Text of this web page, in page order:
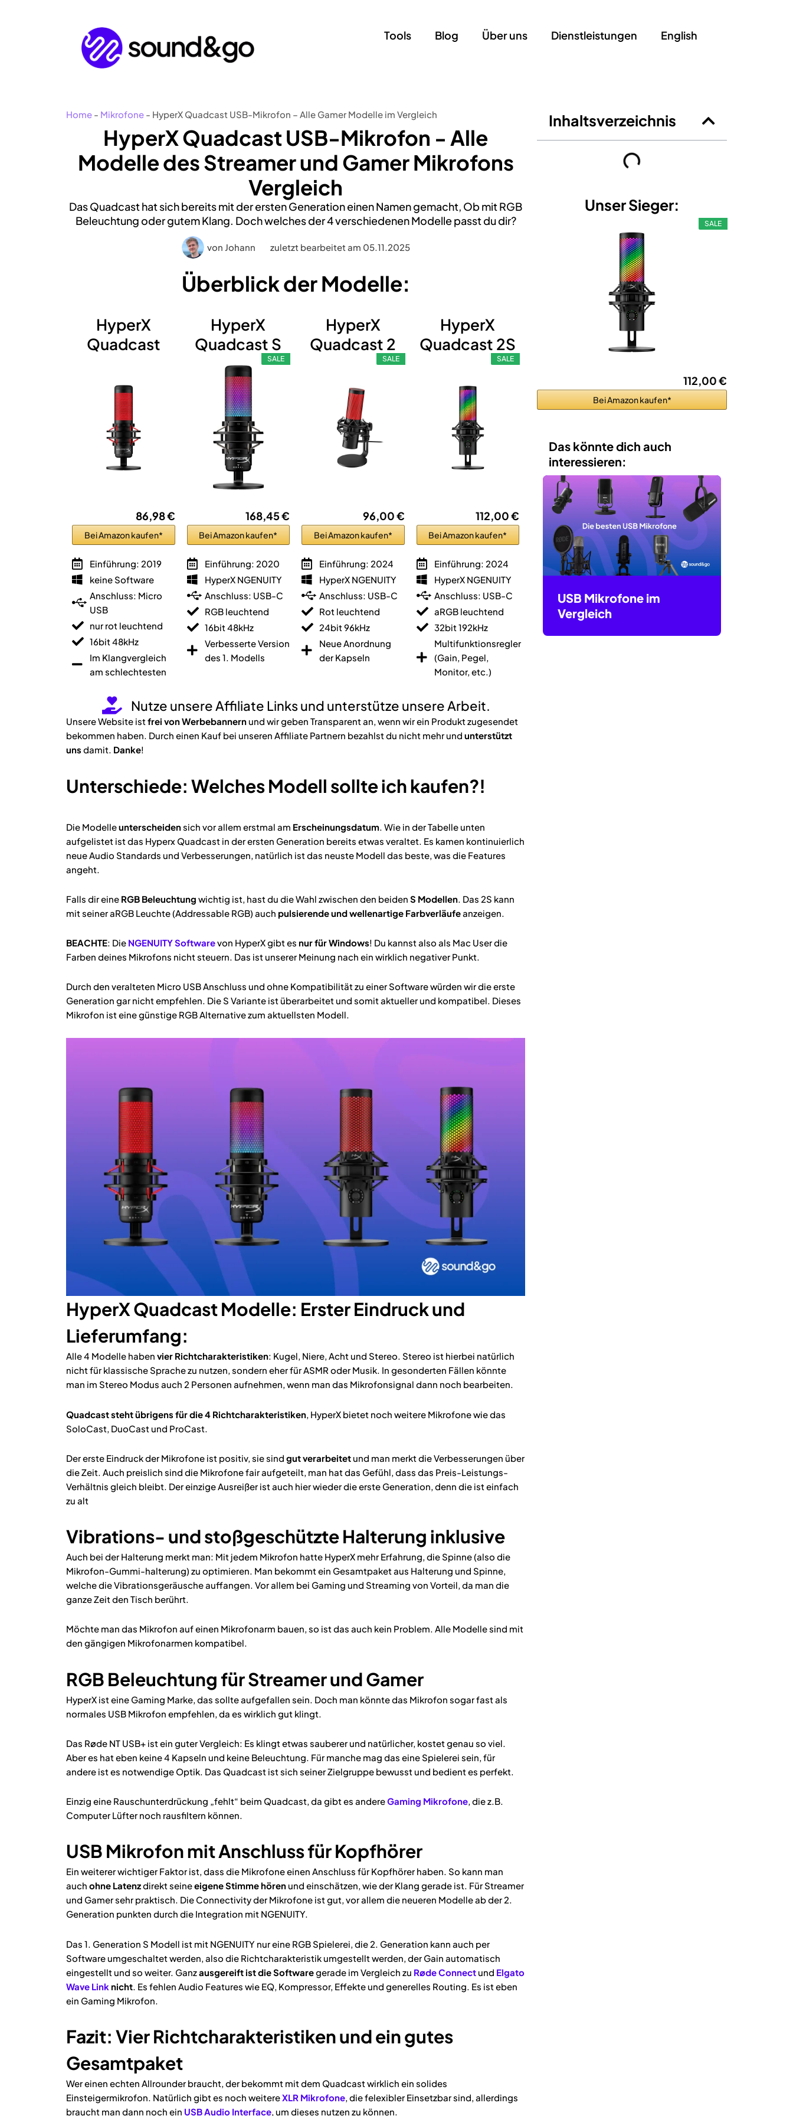
Tools Blog Über uns Dienstleistungen English
Home - Mikrofone - HyperX Quadcast USB-Mikrofon – Alle Gamer Modelle im Vergleich
HyperX Quadcast USB-Mikrofon - Alle
Modelle des Streamer und Gamer Mikrofons
Vergleich
Das Quadcast hat sich bereits mit der ersten Generation einen Namen gemacht, Ob mit RGB
Beleuchtung oder gutem Klang. Doch welches der 4 verschiedenen Modelle passt du dir?
von Johann zuletzt bearbeitet am 05.11.2025
Überblick der Modelle:
HyperX
Quadcast
86,98 €
Bei Amazon kaufen*
Einführung: 2019
keine Software
Anschluss: Micro
USB
nur rot leuchtend
16bit 48kHz
Im Klangvergleich
am schlechtesten
HyperX
Quadcast S
SALE
168,45 €
Bei Amazon kaufen*
Einführung: 2020
HyperX NGENUITY
Anschluss: USB-C
RGB leuchtend
16bit 48kHz
Verbesserte Version
des 1. Modells
HyperX
Quadcast 2
SALE
96,00 €
Bei Amazon kaufen*
Einführung: 2024
HyperX NGENUITY
Anschluss: USB-C
Rot leuchtend
24bit 96kHz
Neue Anordnung
der Kapseln
HyperX
Quadcast 2S
SALE
112,00 €
Bei Amazon kaufen*
Einführung: 2024
HyperX NGENUITY
Anschluss: USB-C
aRGB leuchtend
32bit 192kHz
Multifunktionsregler
(Gain, Pegel,
Monitor, etc.)
Nutze unsere Affiliate Links und unterstütze unsere Arbeit.
Unsere Website istfrei von Werbebannern und wir geben Transparent an, wenn wir ein Produkt zugesendet
bekommen haben. Durch einen Kauf bei unseren Affiliate Partnern bezahlst du nicht mehr und unterstützt
uns damit. Danke!
Unterschiede: Welches Modell sollte ich kaufen?!
Die Modelleunterscheiden sich vor allem erstmal am Erscheinungsdatum . Wie in der Tabelle unten
aufgelistet ist das Hyperx Quadcast in der ersten Generation bereits etwas veraltet. Es kamen kontinuierlich
neue Audio Standards und Verbesserungen, natürlich ist das neuste Modell das beste, was die Features
angeht.
Falls dir eine RGB Beleuchtung wichtig ist, hast du die Wahl zwischen den beiden S Modellen. Das 2S kann
mit seiner aRGB Leuchte (Addressable RGB) auch pulsierende und wellenartige Farbverläufeanzeigen.
BEACHTE: Die NGENUITY Softwarevon HyperX gibt es nur für Windows! Du kannst also als Mac User die
Farben deines Mikrofons nicht steuern. Das ist unserer Meinung nach ein wirklich negativer Punkt.
Durch den veralteten Micro USB Anschluss und ohne Kompatibilität zu einer Software würden wir die erste
Generation gar nicht empfehlen. Die S Variante ist überarbeitet und somit aktueller und kompatibel. Dieses
Mikrofon ist eine günstige RGB Alternative zum aktuellsten Modell.
HyperX Quadcast Modelle: Erster Eindruck und
Lieferumfang:
Alle 4 Modelle haben vier Richtcharakteristiken: Kugel, Niere, Acht und Stereo. Stereo ist hierbei natürlich
nicht für klassische Sprache zu nutzen, sondern eher für ASMR oder Musik. In gesonderten Fällen könnte
man im Stereo Modus auch 2 Personen aufnehmen, wenn man das Mikrofonsignal dann noch bearbeiten.
Quadcast steht übrigens für die 4 Richtcharakteristiken , HyperX bietet noch weitere Mikrofone wie das
SoloCast, DuoCast und ProCast.
Der erste Eindruck der Mikrofone ist positiv, sie sind gut verarbeitet und man merkt die Verbesserungen über
die Zeit. Auch preislich sind die Mikrofone fair aufgeteilt, man hat das Gefühl, dass das Preis-Leistungs-
Verhältnis gleich bleibt. Der einzige Ausreißer ist auch hier wieder die erste Generation, denn die ist einfach
zu alt
Vibrations- und stoßgeschützte Halterung inklusive
Auch bei der Halterung merkt man: Mit jedem Mikrofon hatte HyperX mehr Erfahrung, die Spinne (also die
Mikrofon-Gummi-halterung) zu optimieren. Man bekommt ein Gesamtpaket aus Halterung und Spinne,
welche die Vibrationsgeräusche auffangen. Vor allem bei Gaming und Streaming von Vorteil, da man die
ganze Zeit den Tisch berührt.
Möchte man das Mikrofon auf einen Mikrofonarm bauen, so ist das auch kein Problem. Alle Modelle sind mit
den gängigen Mikrofonarmen kompatibel.
RGB Beleuchtung für Streamer und Gamer
HyperX ist eine Gaming Marke, das sollte aufgefallen sein. Doch man könnte das Mikrofon sogar fast als
normales USB Mikrofon empfehlen, da es wirklich gut klingt.
Das Røde NT USB+ ist ein guter Vergleich: Es klingt etwas sauberer und natürlicher, kostet genau so viel.
Aber es hat eben keine 4 Kapseln und keine Beleuchtung. Für manche mag das eine Spielerei sein, für
andere ist es notwendige Optik. Das Quadcast ist sich seiner Zielgruppe bewusst und bedient es perfekt.
Einzig eine Rauschunterdrückung „fehlt“ beim Quadcast, da gibt es andereGaming Mikrofone, die z.B.
Computer Lüfter noch rausfiltern können.
USB Mikrofon mit Anschluss für Kopfhörer
Ein weiterer wichtiger Faktor ist, dass die Mikrofone einen Anschluss für Kopfhörer haben. So kann man
auch ohne Latenzdirekt seineeigene Stimme hören und einschätzen, wie der Klang gerade ist. Für Streamer
und Gamer sehr praktisch. Die Connectivity der Mikrofone ist gut, vor allem die neueren Modelle ab der 2.
Generation punkten durch die Integration mit NGENUITY.
Das 1. Generation S Modell ist mit NGENUITY nur eine RGB Spielerei, die 2. Generation kann auch per
Software umgeschaltet werden, also die Richtcharakteristik umgestellt werden, der Gain automatisch
eingestellt und so weiter. Ganzausgereift ist die Softwaregerade im Vergleich zu Røde Connect und Elgato
Wave Link nicht . Es fehlen Audio Features wie EQ, Kompressor, Effekte und generelles Routing. Es ist eben
ein Gaming Mikrofon.
Fazit: Vier Richtcharakteristiken und ein gutes
Gesamtpaket
Wer einen echten Allrounder braucht, der bekommt mit dem Quadcast wirklich ein solides
Einsteigermikrofon. Natürlich gibt es noch weitereXLR Mikrofone, die felexibler Einsetzbar sind, allerdings
braucht man dann noch ein USB Audio Interface, um dieses nutzen zu können.
Inhaltsverzeichnis
Unser Sieger:
SALE
112,00 €
Bei Amazon kaufen*
Das könnte dich auch
interessieren:
USB Mikrofone im
Vergleich